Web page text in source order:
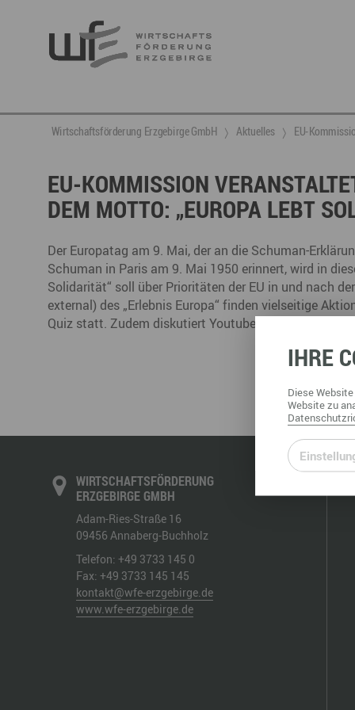
Berufsnachwuchs & Fachkräfte
Partner vernetzen
Talente integrieren
Fachkräfte finden
Nachwuchs finden
Talente finden
Talente binden
Miet- und Veranstaltungsangebote
Veranstaltungsmanagement
aktuelle Angebote & Projekte
Projekte
Wirtschaftsservice
Berufsnachwuchs & Fachkräfte
Gründung, Förderung und Investition
Innovation- und Technologietransfer
Gründer- & Dienstleistungszentrum (GDZ)
Neuigkeiten
Veranstaltungen
Ansprechpartner & Kontakt
DGE
Wirtschaftsförderung Erzgebirge GmbH Aktuelles EU-
EU-KOMMISSION
DEM MOTTO: „EUROPA LEBT
Der Europatag am 9. Mai, der an die Schuman-
Schuman in Paris am 9. Mai 1950 erinnert, wird in
Solidarität“ soll über Prioritäten der EU in und nach
external) des „Erlebnis Europa“ finden vielseitige
Quiz statt. Zudem diskutiert Youtuber Rayk Anders
WIRTSCHAFTSFÖRDERUNG
ERZGEBIRGE GMBH
Adam-Ries-Straße 16
09456 Annaberg-Buchholz
Telefon: +49 3733 145 0
Fax: +49 3733 145 145
kontakt@wfe-erzgebirge.de
www.wfe-erzgebirge.de
IHRE
DieseWebsite
Websitezu